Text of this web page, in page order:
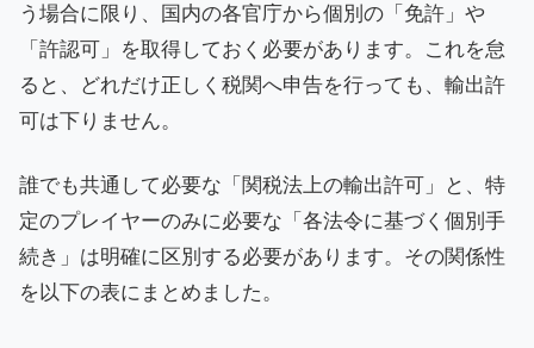
う場合に限り、国内の各官庁から個別の「免許」や
「許認可」を取得しておく必要があります。これを怠
ると、どれだけ正しく税関へ申告を行っても、輸出許
可は下りません。
誰でも共通して必要な「関税法上の輸出許可」と、特
定のプレイヤーのみに必要な「各法令に基づく個別手
続き」は明確に区別する必要があります。その関係性
を以下の表にまとめました。